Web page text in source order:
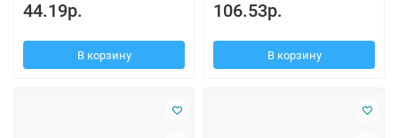
44.19р.
В корзину
106.53р.
В корзину